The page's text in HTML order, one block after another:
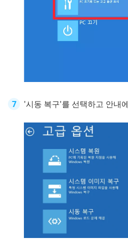
'시동 복구'를 선택하고 안내